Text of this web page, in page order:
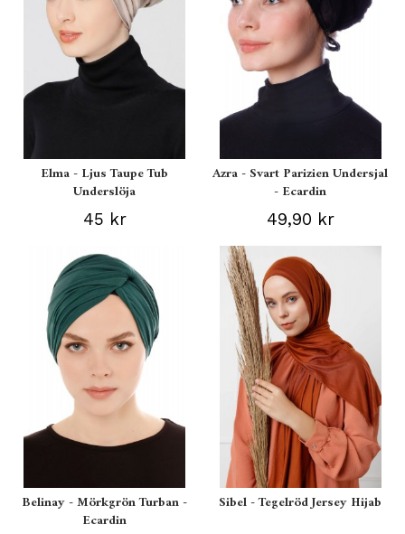
Elma - Ljus Taupe Tub
Underslöja
45 kr
Azra - Svart Parizien Undersjal
- Ecardin
49,90 kr
Belinay - Mörkgrön Turban -
Ecardin
Sibel - Tegelröd Jersey Hijab